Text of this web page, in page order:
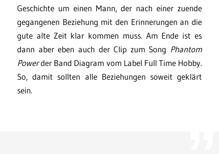
Geschichte um einen Mann, der nach einer zuende
gegangenen Beziehung mit den Erinnerungen an die
gute alte Zeit klar kommen muss. Am Ende ist es
dann aber eben auch der Clip zum Song Phantom
Powerder Band Diagram vom Label Full Time Hobby.
So, damit sollten alle Beziehungen soweit geklärt
sein.